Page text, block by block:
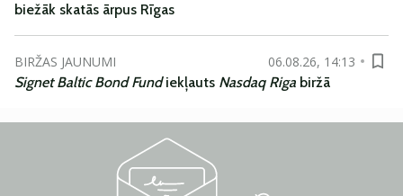
biežāk skatās ārpus Rīgas
BIRŽAS JAUNUMI
06.08.26, 14:13
Signet Baltic Bond Fundiekļauts Nasdaq Riga biržā